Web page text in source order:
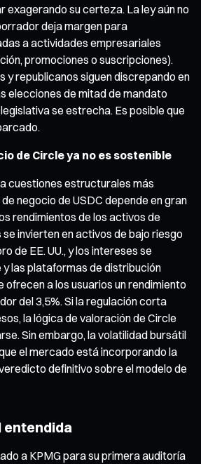
exagerando su certeza. La ley aún no
deja margen para
a actividades empresariales
promociones o suscripciones).
y republicanos siguen discrepando en
elecciones de mitad de mandato
se estrecha. Es posible que
de Circle ya no es sostenible
cuestiones estructurales más
negocio de USDC depende en gran
rendimientos de los activos de
invierten en activos de bajo riesgo
de EE. UU., y los intereses se
las plataformas de distribución
ofrecen a los usuarios un rendimiento
del 3,5%. Si la regulación corta
la lógica de valoración de Circle
Sin embargo, la volatilidad bursátil
el mercado está incorporando la
definitivo sobre el modelo de
entendida
a KPMG para su primera auditoría